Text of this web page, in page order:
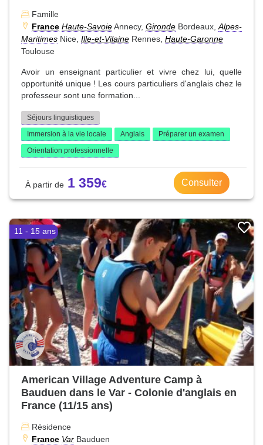
Famille
France Haute-SavoieAnnecy, Gironde Bordeaux,Alpes-
Maritimes Nice, Ille-et-Vilaine Rennes, Haute-Garonne
Toulouse
Avoir un enseignant particulier et vivre chez lui, quelle
opportunité unique ! Les cours particuliers d'anglais chez le
professeur sont une formation...
Séjours linguistiques
Immersion à la vie locale
Anglais
Préparer un examen
Orientation professionnelle
1 359 Consulter
11 - 15 ans
American Village Adventure Camp à
Bauduen dans le Var - Colonie d'anglais en
France (11/15 ans)
Résidence
France Var Bauduen